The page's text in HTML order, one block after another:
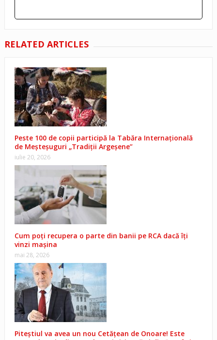
RELATED ARTICLES
Peste 100 de copii participă la Tabăra Internațională
de Meșteșuguri „Tradiții Argeșene”
iulie 20, 2026
Cum poți recupera o parte din banii pe RCA dacă îți
vinzi mașina
mai 28, 2026
Piteștiul va avea un nou Cetățean de Onoare! Este